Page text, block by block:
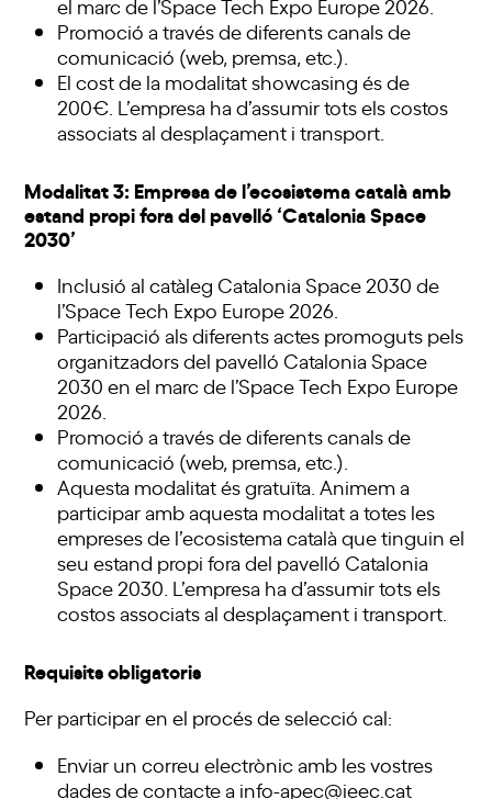
Promoció a través de diferents canals de
comunicació (web, premsa, etc.).
El cost de la modalitat showcasing és de
200€. L’empresa ha d’assumir tots els costos
associats al desplaçament i transport.
Modalitat 3: Empresa de l’ecosistema català amb
estand propi fora del pavelló ‘Catalonia Space
2030’
Inclusió al catàleg Catalonia Space 2030 de
l’Space Tech Expo Europe 2026.
Participació als diferents actes promoguts pels
organitzadors del pavelló Catalonia Space
2030 en el marc de l’Space Tech Expo Europe
2026.
Promoció a través de diferents canals de
comunicació (web, premsa, etc.).
Aquesta modalitat és gratuïta. Animem a
participar amb aquesta modalitat a totes les
empreses de l’ecosistema català que tinguin el
seu estand propi fora del pavelló Catalonia
Space 2030. L’empresa ha d’assumir tots els
costos associats al desplaçament i transport.
Requisits obligatoris
Per participar en el procés de selecció cal:
Enviar un correu electrònic amb les vostres
dades de contacte a info-apec@ieec.cat